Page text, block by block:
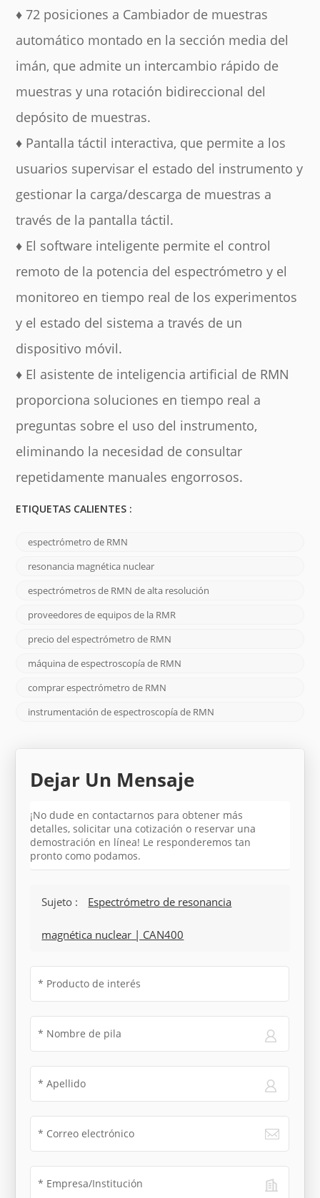
♦ 72 posiciones a Cambiador de muestras
automático montado en la sección media del
imán, que admite un intercambio rápido de
muestras y una rotación bidireccional del
depósito de muestras.
♦ Pantalla táctil interactiva, que permite a los
usuarios supervisar el estado del instrumento y
gestionar la carga/descarga de muestras a
través de la pantalla táctil.
♦ El software inteligente permite el control
remoto de la potencia del espectrómetro y el
monitoreo en tiempo real de los experimentos
y el estado del sistema a través de un
dispositivo móvil.
♦ El asistente de inteligencia artificial de RMN
proporciona soluciones en tiempo real a
preguntas sobre el uso del instrumento,
eliminando la necesidad de consultar
repetidamente manuales engorrosos.
ETIQUETAS CALIENTES :
espectrómetro de RMN
resonancia magnética nuclear
espectrómetros de RMN de alta resolución
proveedores de equipos de la RMR
precio del espectrómetro de RMN
máquina de espectroscopía de RMN
comprar espectrómetro de RMN
instrumentación de espectroscopía de RMN
Dejar Un Mensaje
¡No dude en contactarnos para obtener más
detalles, solicitar una cotización o reservar una
demostración en línea! Le responderemos tan
pronto como podamos.
Sujeto : Espectrómetro de resonancia
magnética nuclear | CAN400